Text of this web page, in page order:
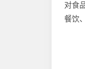
对食
餐饮